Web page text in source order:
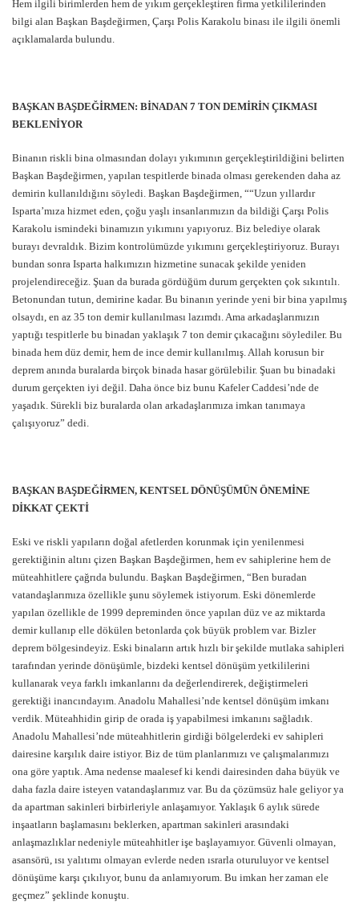
Hem ilgili birimlerden hem de yıkım gerçekleştiren firma yetkililerinden
bilgi alan Başkan Başdeğirmen, Çarşı Polis Karakolu binası ile ilgili önemli
açıklamalarda bulundu.
BAŞKAN BAŞDEĞİRMEN: BİNADAN 7 TON DEMİRİN ÇIKMASI
BEKLENİYOR
Binanın riskli bina olmasından dolayı yıkımının gerçekleştirildiğini belirten
Başkan Başdeğirmen, yapılan tespitlerde binada olması gerekenden daha az
demirin kullanıldığını söyledi. Başkan Başdeğirmen, ““Uzun yıllardır
Isparta’mıza hizmet eden, çoğu yaşlı insanlarımızın da bildiği Çarşı Polis
Karakolu ismindeki binamızın yıkımını yapıyoruz. Biz belediye olarak
burayı devraldık. Bizim kontrolümüzde yıkımını gerçekleştiriyoruz. Burayı
bundan sonra Isparta halkımızın hizmetine sunacak şekilde yeniden
projelendireceğiz. Şuan da burada gördüğüm durum gerçekten çok sıkıntılı.
Betonundan tutun, demirine kadar. Bu binanın yerinde yeni bir bina yapılmış
olsaydı, en az 35 ton demir kullanılması lazımdı. Ama arkadaşlarımızın
yaptığı tespitlerle bu binadan yaklaşık 7 ton demir çıkacağını söylediler. Bu
binada hem düz demir, hem de ince demir kullanılmış. Allah korusun bir
deprem anında buralarda birçok binada hasar görülebilir. Şuan bu binadaki
durum gerçekten iyi değil. Daha önce biz bunu Kafeler Caddesi’nde de
yaşadık. Sürekli biz buralarda olan arkadaşlarımıza imkan tanımaya
çalışıyoruz” dedi.
BAŞKAN BAŞDEĞİRMEN, KENTSEL DÖNÜŞÜMÜN ÖNEMİNE
DİKKAT ÇEKTİ
Eski ve riskli yapıların doğal afetlerden korunmak için yenilenmesi
gerektiğinin altını çizen Başkan Başdeğirmen, hem ev sahiplerine hem de
müteahhitlere çağrıda bulundu. Başkan Başdeğirmen, “Ben buradan
vatandaşlarımıza özellikle şunu söylemek istiyorum. Eski dönemlerde
yapılan özellikle de 1999 depreminden önce yapılan düz ve az miktarda
demir kullanıp elle dökülen betonlarda çok büyük problem var. Bizler
deprem bölgesindeyiz. Eski binaların artık hızlı bir şekilde mutlaka sahipleri
tarafından yerinde dönüşümle, bizdeki kentsel dönüşüm yetkililerini
kullanarak veya farklı imkanlarını da değerlendirerek, değiştirmeleri
gerektiği inancındayım. Anadolu Mahallesi’nde kentsel dönüşüm imkanı
verdik. Müteahhidin girip de orada iş yapabilmesi imkanını sağladık.
Anadolu Mahallesi’nde müteahhitlerin girdiği bölgelerdeki ev sahipleri
dairesine karşılık daire istiyor. Biz de tüm planlarımızı ve çalışmalarımızı
ona göre yaptık. Ama nedense maalesef ki kendi dairesinden daha büyük ve
daha fazla daire isteyen vatandaşlarımız var. Bu da çözümsüz hale geliyor ya
da apartman sakinleri birbirleriyle anlaşamıyor. Yaklaşık 6 aylık sürede
inşaatların başlamasını beklerken, apartman sakinleri arasındaki
anlaşmazlıklar nedeniyle müteahhitler işe başlayamıyor. Güvenli olmayan,
asansörü, ısı yalıtımı olmayan evlerde neden ısrarla oturuluyor ve kentsel
dönüşüme karşı çıkılıyor, bunu da anlamıyorum. Bu imkan her zaman ele
geçmez” şeklinde konuştu.